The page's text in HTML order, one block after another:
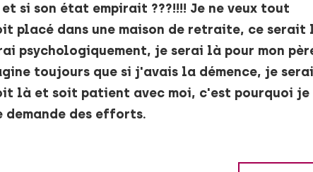
si son état empirait ???!!!! Je ne veux tout
placé dans une maison de retraite, ce serait
psychologiquement, je serai là pour mon
toujours que si j'avais la démence, je
là et soit patient avec moi, c'est pourquoi
demande des efforts.